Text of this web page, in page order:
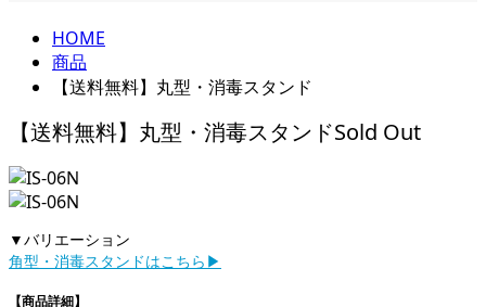
HOME
商品
【送料無料】丸型・消毒スタンド
【送料無料】丸型・消毒スタンドSold Out
▼バリエーション
角型・消毒スタンドはこちら▶︎
【商品詳細】